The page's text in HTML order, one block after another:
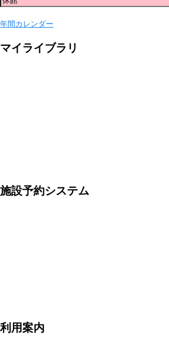
年間カレンダー
マイライブラリ
施設予約システム
利用案内